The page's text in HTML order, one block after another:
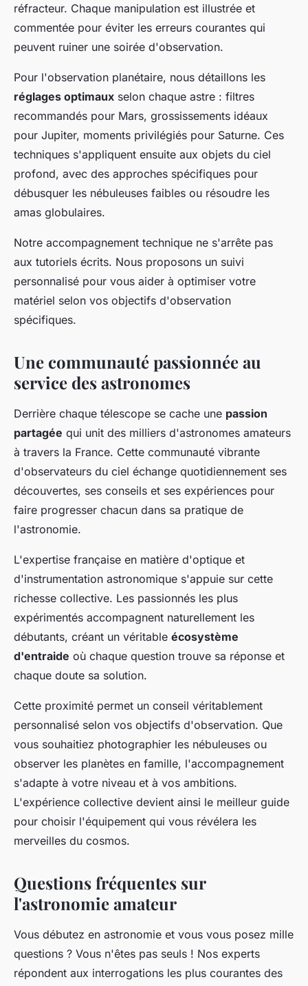
réfracteur. Chaque manipulation est illustrée et
commentée pour éviter les erreurs courantes qui
peuvent ruiner une soirée d'observation.
Pour l'observation planétaire, nous détaillons les
réglages optimaux selon chaque astre : filtres
recommandés pour Mars, grossissements idéaux
pour Jupiter, moments privilégiés pour Saturne. Ces
techniques s'appliquent ensuite aux objets du ciel
profond, avec des approches spécifiques pour
débusquer les nébuleuses faibles ou résoudre les
amas globulaires.
Notre accompagnement technique ne s'arrête pas
aux tutoriels écrits. Nous proposons un suivi
personnalisé pour vous aider à optimiser votre
matériel selon vos objectifs d'observation
spécifiques.
Une communauté passionnée au
service des astronomes
Derrière chaque télescope se cache une passion
partagée qui unit des milliers d'astronomes amateurs
à travers la France. Cette communauté vibrante
d'observateurs du ciel échange quotidiennement ses
découvertes, ses conseils et ses expériences pour
faire progresser chacun dans sa pratique de
l'astronomie.
L'expertise française en matière d'optique et
d'instrumentation astronomique s'appuie sur cette
richesse collective. Les passionnés les plus
expérimentés accompagnent naturellement les
débutants, créant un véritable écosystème
d'entraide où chaque question trouve sa réponse et
chaque doute sa solution.
Cette proximité permet un conseil véritablement
personnalisé selon vos objectifs d'observation. Que
vous souhaitiez photographier les nébuleuses ou
observer les planètes en famille, l'accompagnement
s'adapte à votre niveau et à vos ambitions.
L'expérience collective devient ainsi le meilleur guide
pour choisir l'équipement qui vous révélera les
merveilles du cosmos.
Questions fréquentes sur
l'astronomie amateur
Vous débutez en astronomie et vous vous posez mille
questions ? Vous n'êtes pas seuls ! Nos experts
répondent aux interrogations les plus courantes des